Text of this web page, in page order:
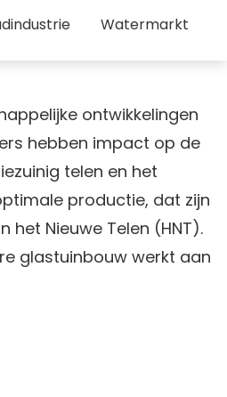
Watermarkt
ontwikkelingen
hebben impact op de
telen en het
productie, dat zijn
het Nieuwe Telen (HNT).
glastuinbouw werkt aan